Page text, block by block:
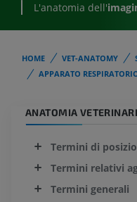
L'anatomia dell'
HOME VET-ANATOMY
APPARATO
ANATOMIA
Termini di
Termini relativi
Termini generali